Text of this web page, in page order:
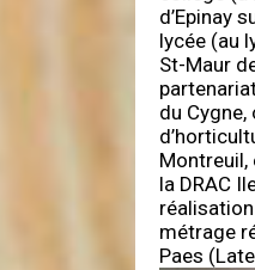
d’Epinay
lycée (au
St-Maur
du Cygne,
Montreuil,
la DRAC
réalisation
métrage
Paes